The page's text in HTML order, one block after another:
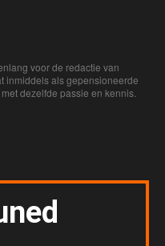
voor de redactie van
inmiddels als gepensioneerde
dezelfde passie en kennis.